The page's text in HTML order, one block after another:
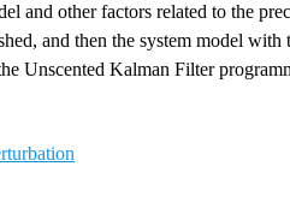
and other factors related to the
and then the system model
Unscented Kalman Filter